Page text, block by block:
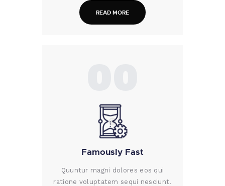
READ MORE
Famously Fast
Quuntur magni dolores eos qui
ratione voluptatem sequi nesciunt.